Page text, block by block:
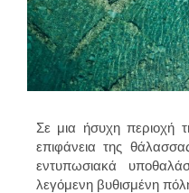
Σε μια ήσυχη περιοχή
επιφάνεια της
εντυπωσιακά
λεγόμενη βυθισμένη